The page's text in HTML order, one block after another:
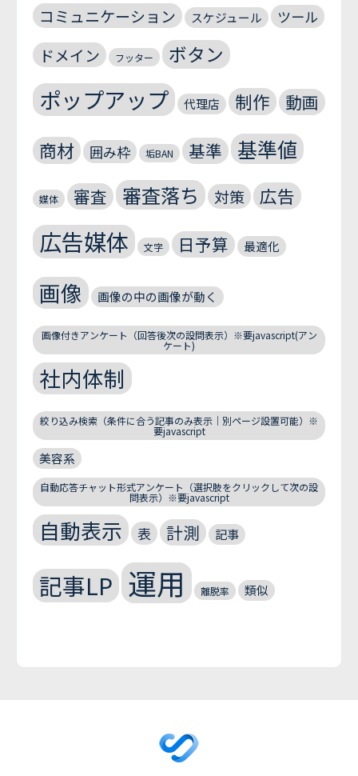
コミュニケーション スケジュール ツール
ドメイン フッター ボタン
ポップアップ 代理店 制作 動画
商材 囲み枠 垢BAN 基準 基準値
媒体 審査 審査落ち 対策 広告
広告媒体 文字 日予算 最適化
画像 画像の中の画像が動く
画像付きアンケート（回答後次の設問表示）※要javascript(アン
ケート)
社内体制
絞り込み検索（条件に合う記事のみ表示｜別ページ設置可能）※
要javascript
美容系
自動応答チャット形式アンケート（選択肢をクリックして次の設
問表示）※要javascript
自動表示 表 計測 記事
記事LP 運用 離脱率 類似